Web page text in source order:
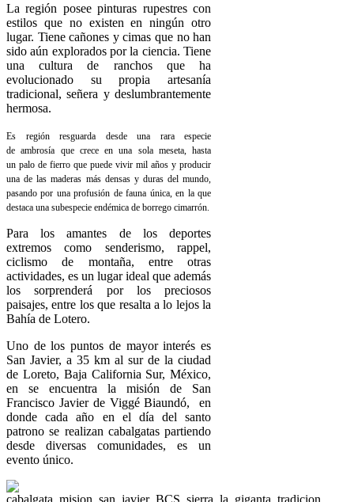
La región posee pinturas rupestres con
estilos que no existen en ningún otro
lugar. Tiene cañones y cimas que no han
sido aún explorados por la ciencia. Tiene
una cultura de ranchos que ha
evolucionado su propia artesanía
tradicional, señera y deslumbrantemente
hermosa.
Es región resguarda desde una rara especie
de ambrosía que crece en una sola meseta, hasta
un palo de fierro que puede vivir mil años y producir
una de las maderas más densas y duras del mundo,
pasando por una profusión de fauna única, en la que
destaca una subespecie endémica de borrego cimarrón.
Para los amantes de los deportes
extremos como senderismo, rappel,
ciclismo de montaña, entre otras
actividades, es un lugar ideal que además
los sorprenderá por los preciosos
paisajes, entre los que resalta a lo lejos la
Bahía de Lotero.
Uno de los puntos de mayor interés es
San Javier, a 35 km al sur de la ciudad
de Loreto, Baja California Sur, México,
en se encuentra la misión de San
Francisco Javier de Viggé Biaundó, en
donde cada año en el día del santo
patrono se realizan cabalgatas partiendo
desde diversas comunidades, es un
evento único.